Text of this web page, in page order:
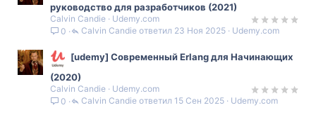
руководство для разработчиков (2021)
Calvin Candie
Udemy.com
0
Udemy.com
23 Ноя 2025
Calvin Candie
[udemy] Современный Erlang для Начинающих
(2020)
Calvin Candie
Udemy.com
0
Udemy.com
15 Сен 2025
Calvin Candie